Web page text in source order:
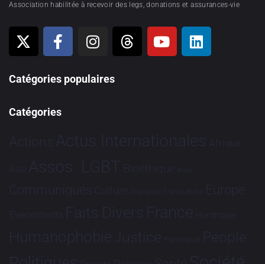
Association habilitée à recevoir des legs, donations et assurances-vie
Catégories populaires
Catégories
Actions Actus Internationales Afrique
Asie Assos. LGBT Bioéthique Brève
Communiqués Culture Dialogues France-Brésil Europe
Evénements Faits Divers France Hommage
HumanophobieJustice Partenariat People